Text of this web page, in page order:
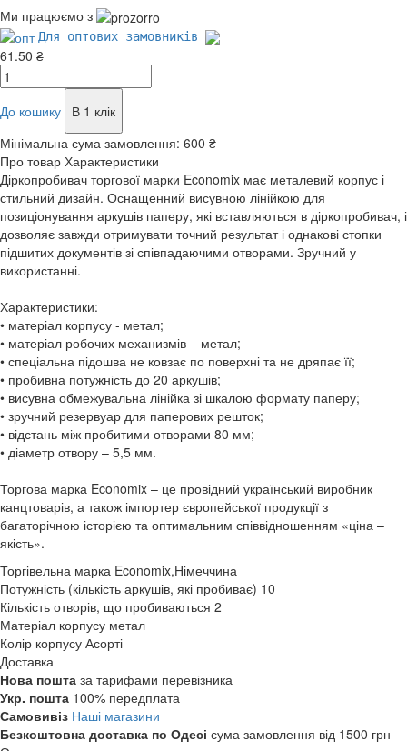
Ми працюємо з
Для оптових замовників
61.50 ₴
До кошику
В 1 клік
Мінімальна сума замовлення: 600 ₴
Про товар Характеристики
Діркопробивач торгової марки Economix має металевий корпус і
стильний дизайн. Оснащенний висувною лінійкою для
позиціонування аркушів паперу, які вставляються в діркопробивач, і
дозволяє завжди отримувати точний результат і однакові стопки
підшитих документів зі співпадаючими отворами. Зручний у
використанні.
Характеристики:
• матеріал корпусу - метал;
• матеріал робочих механизмів – метал;
• спеціальна підошва не ковзає по поверхні та не дряпає її;
• пробивна потужність до 20 аркушів;
• висувна обмежувальна лінійка зі шкалою формату паперу;
• зручний резервуар для паперових решток;
• відстань між пробитими отворами 80 мм;
• діаметр отвору – 5,5 мм.
Торгова марка Economix – це провідний український виробник
канцтоварів, а також імпортер європейської продукції з
багаторічною історією та оптимальним співвідношенням «ціна –
якість».
Торгівельна марка Economix,Німеччина
Потужність (кількість аркушів, які пробиває) 10
Кількість отворів, що пробиваються 2
Матеріал корпусу метал
Колір корпусу Асорті
Доставка
Нова пошта за тарифами перевізника
Укр. пошта 100% передплата
Самовивіз Наші магазини
Безкоштовна доставка по Одесі сума замовлення від 1500 грн